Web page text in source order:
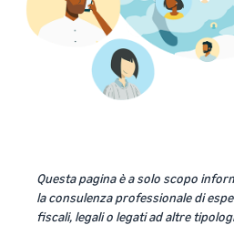
Questa pagina è a solo scopo
la consulenza professionale di
fiscali, legali o legati ad altre